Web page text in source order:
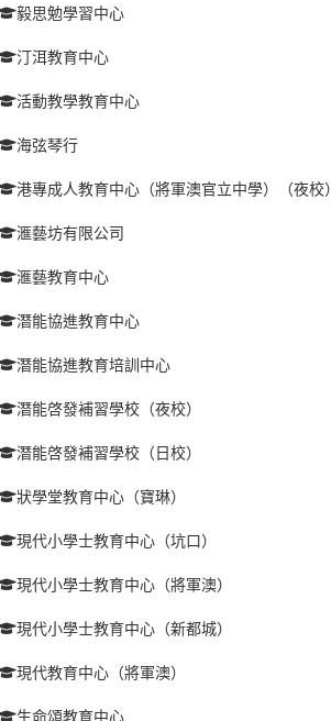
毅思勉學習中心
汀洱教育中心
活動教學教育中心
海弦琴行
港專成人教育中心（將軍澳官立中學）（夜校）
滙藝坊有限公司
滙藝教育中心
潛能協進教育中心
潛能協進教育培訓中心
潛能啓發補習學校（夜校）
潛能啓發補習學校（日校）
狀學堂教育中心（寶琳）
現代小學士教育中心（坑口）
現代小學士教育中心（將軍澳）
現代小學士教育中心（新都城）
現代教育中心（將軍澳）
生命頌教育中心